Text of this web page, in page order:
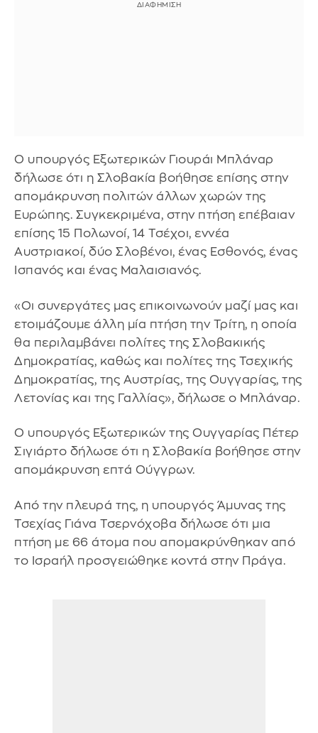
Ο υπουργός Εξωτερικών Γιουράι Μπλάναρ
δήλωσε ότι η Σλοβακία βοήθησε επίσης στην
απομάκρυνση πολιτών άλλων χωρών της
Ευρώπης. Συγκεκριμένα, στην πτήση επέβαιαν
επίσης 15 Πολωνοί, 14 Τσέχοι, εννέα
Αυστριακοί, δύο Σλοβένοι, ένας Εσθονός, ένας
Ισπανός και ένας Μαλαισιανός.
«Οι συνεργάτες μας επικοινωνούν μαζί μας και
ετοιμάζουμε άλλη μία πτήση την Τρίτη, η οποία
θα περιλαμβάνει πολίτες της Σλοβακικής
Δημοκρατίας, καθώς και πολίτες της Τσεχικής
Δημοκρατίας, της Αυστρίας, της Ουγγαρίας, της
Λετονίας και της Γαλλίας», δήλωσε ο Μπλάναρ.
Ο υπουργός Εξωτερικών της Ουγγαρίας Πέτερ
Σιγιάρτο δήλωσε ότι η Σλοβακία βοήθησε στην
απομάκρυνση επτά Ούγγρων.
Από την πλευρά της, η υπουργός Άμυνας της
Τσεχίας Γιάνα Τσερνόχοβα δήλωσε ότι μια
πτήση με 66 άτομα που απομακρύνθηκαν από
το Ισραήλ προσγειώθηκε κοντά στην Πράγα.